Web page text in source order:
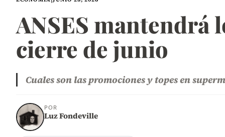
ANSES mantendrá
cierre de junio
Cuales son las promociones y topes en
POR
Luz Fondeville